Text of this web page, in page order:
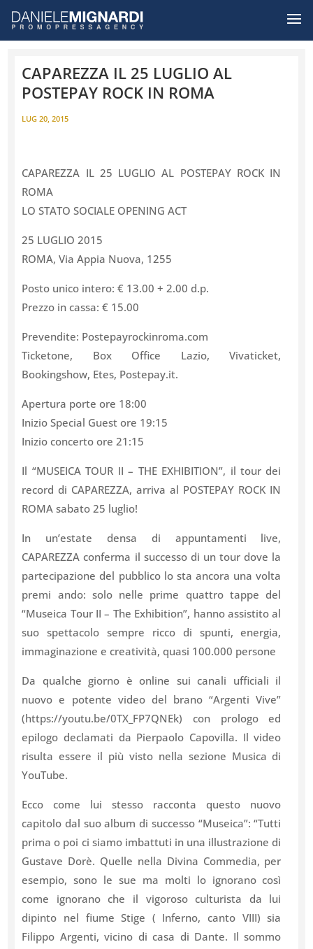
CAPAREZZA IL 25 LUGLIO AL
POSTEPAY ROCK IN ROMA
LUG 20, 2015
CAPAREZZA IL 25 LUGLIO AL POSTEPAY ROCK IN
ROMA
LO STATO SOCIALE OPENING ACT
25 LUGLIO 2015
ROMA, Via Appia Nuova, 1255
Posto unico intero: € 13.00 + 2.00 d.p.
Prezzo in cassa: € 15.00
Prevendite: Postepayrockinroma.com
Ticketone, Box Office Lazio, Vivaticket,
Bookingshow, Etes, Postepay.it.
Apertura porte ore 18:00
Inizio Special Guest ore 19:15
Inizio concerto ore 21:15
Il “MUSEICA TOUR II – THE EXHIBITION”, il tour dei
record di CAPAREZZA, arriva al POSTEPAY ROCK IN
ROMA sabato 25 luglio!
In un’estate densa di appuntamenti live,
CAPAREZZA conferma il successo di un tour dove la
partecipazione del pubblico lo sta ancora una volta
premi ando: solo nelle prime quattro tappe del
“Museica Tour II – The Exhibition”, hanno assistito al
suo spettacolo sempre ricco di spunti, energia,
immaginazione e creatività, quasi 100.000 persone
Da qualche giorno è online sui canali ufficiali il
nuovo e potente video del brano “Argenti Vive”
(https://youtu.be/0TX_FP7QNEk) con prologo ed
epilogo declamati da Pierpaolo Capovilla. Il video
risulta essere il più visto nella sezione Musica di
YouTube.
Ecco come lui stesso racconta questo nuovo
capitolo dal suo album di successo “Museica”: “Tutti
prima o poi ci siamo imbattuti in una illustrazione di
Gustave Dorè. Quelle nella Divina Commedia, per
esempio, sono le sue ma molti lo ignorano così
come ignorano che il vigoroso culturista da lui
dipinto nel fiume Stige ( Inferno, canto VIII) sia
Filippo Argenti, vicino di casa di Dante. Il sommo